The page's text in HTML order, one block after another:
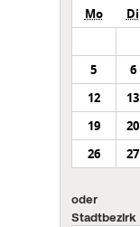
Mo Di
5
6
12
13
19
20
26
27
oder
Stadtbezirk